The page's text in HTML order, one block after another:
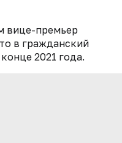
вице-премьер
в гражданский
2021 года.